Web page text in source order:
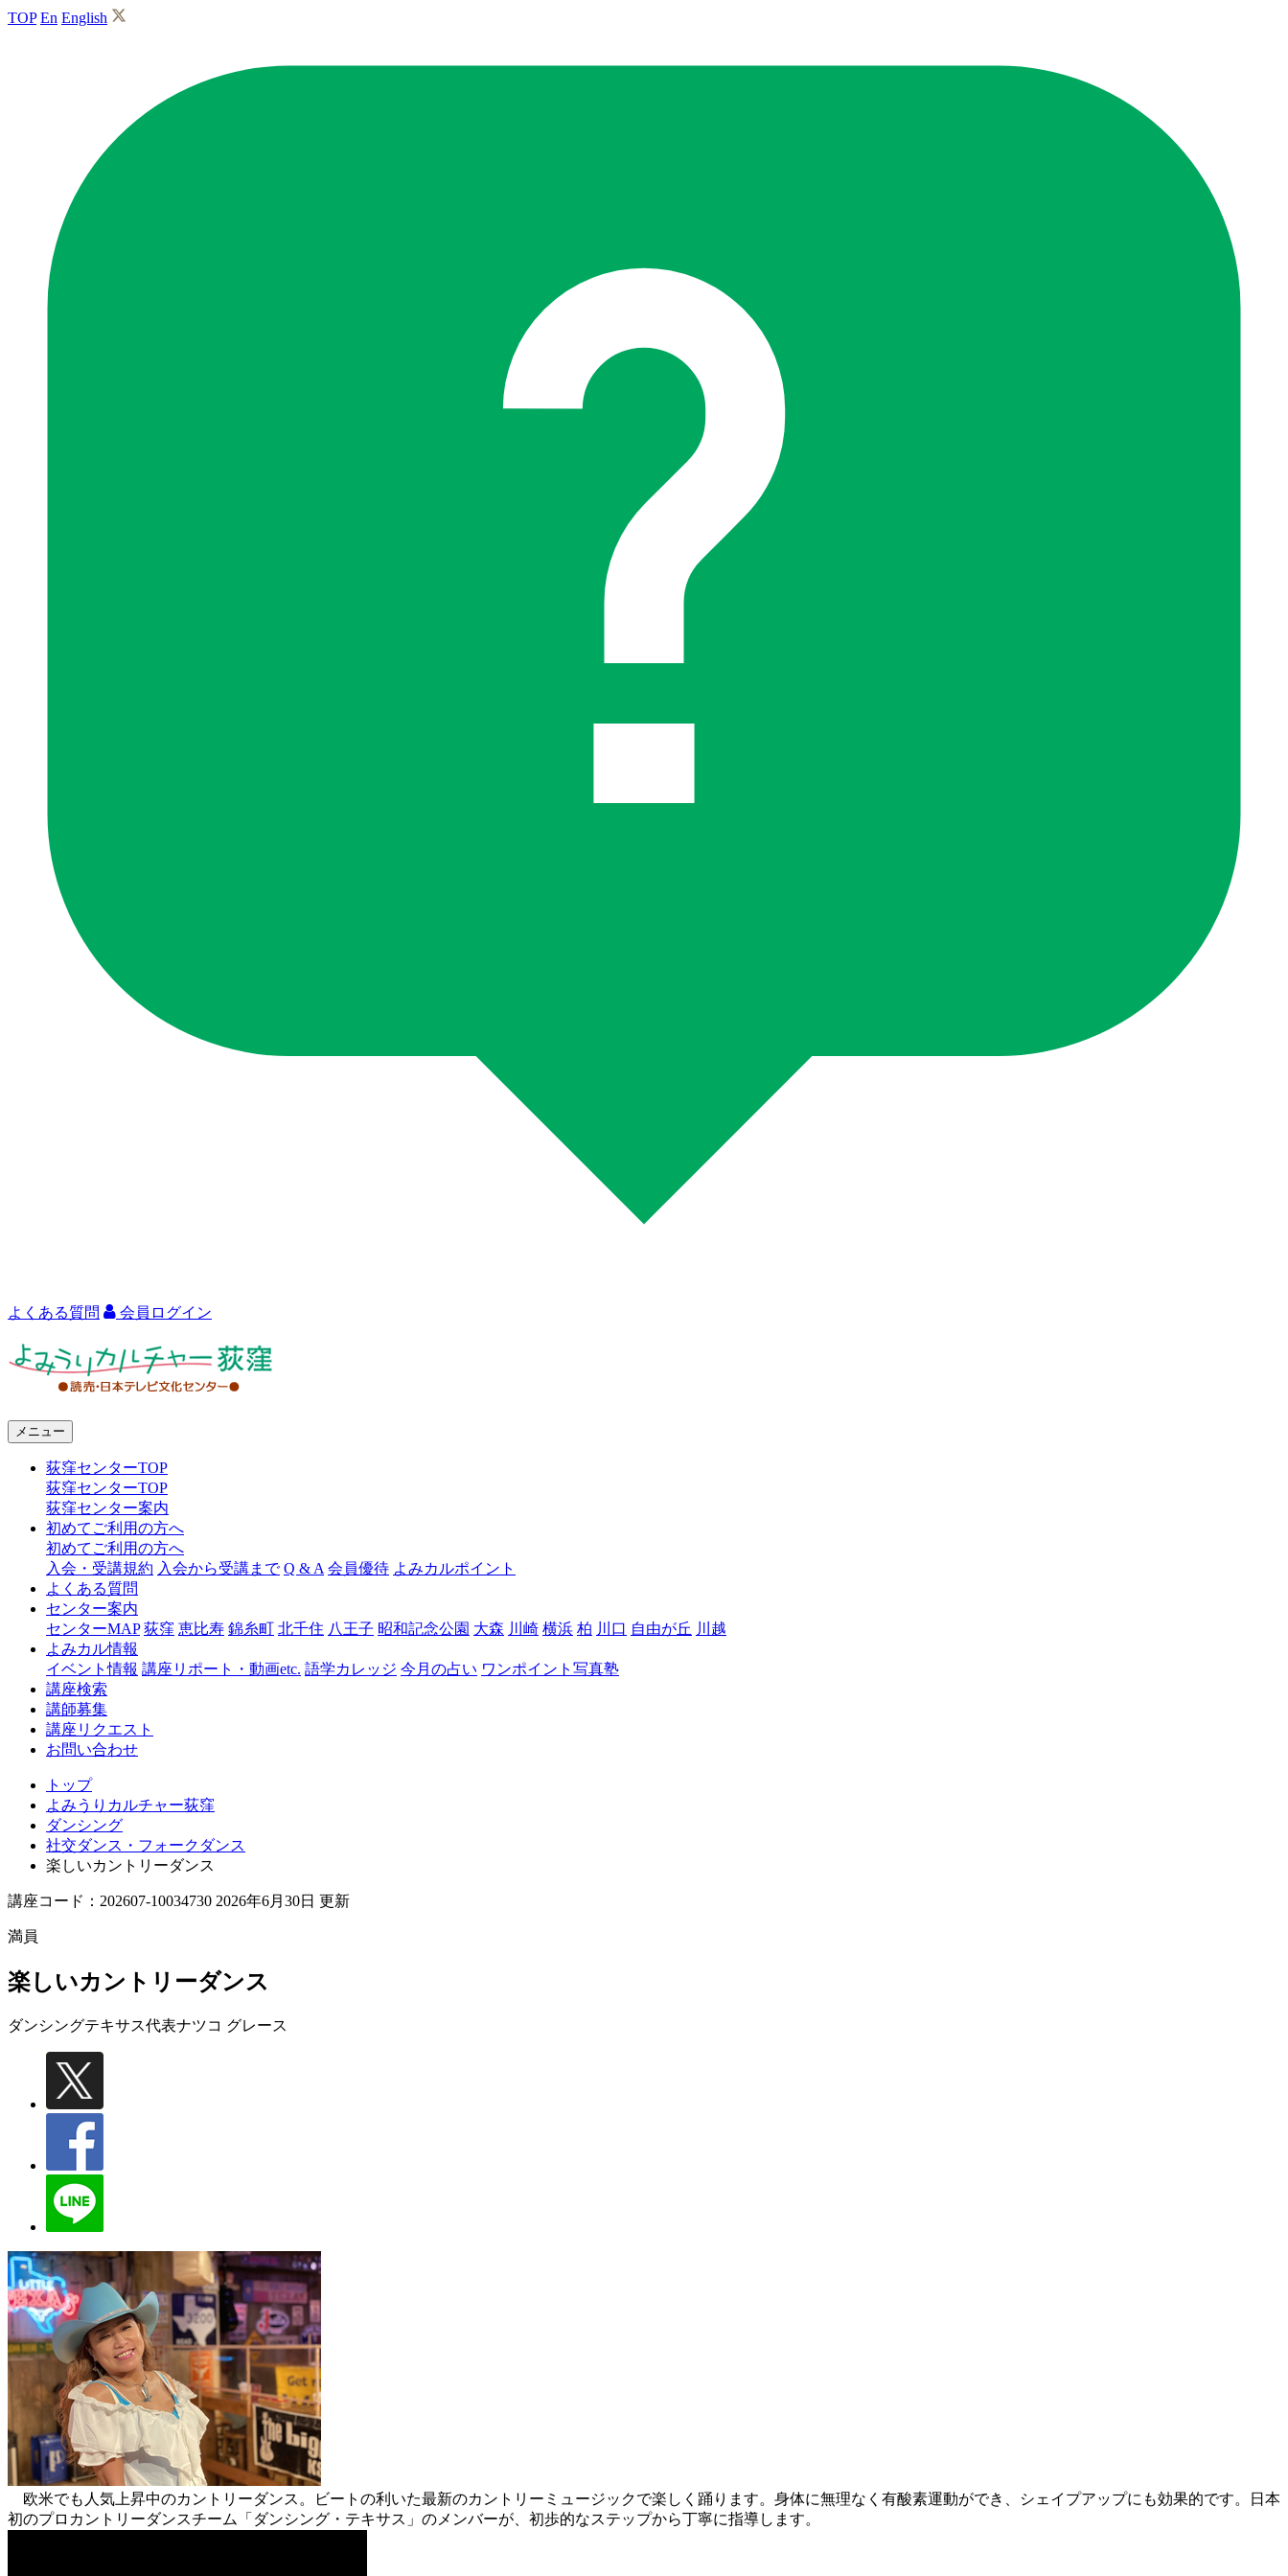
TOP En English
よくある質問 会員ログイン
ャ
荻
窪
メニュー
荻窪センターTOP
荻窪センターTOP
荻窪センター案内
初めてご利用の方へ
初めてご利用の方へ
入会・受講規約 入会から受講まで Q & A 会員優待 よみカルポイント
よくある質問
センター案内
センターMAP 荻窪 恵比寿 錦糸町 北千住 八王子 昭和記念公園 大森 川崎 横浜 柏 川口 自由が丘 川越
よみカル情報
イベント情報 講座リポート・動画etc. 語学カレッジ 今月の占い ワンポイント写真塾
講座検索
講師募集
講座リクエスト
お問い合わせ
トップ
よみうりカルチャー荻窪
ダンシング
社交ダンス・フォークダンス
楽しいカントリーダンス
講座コード：202607-10034730 2026年6月30日 更新
満員
楽しいカントリーダンス
ダンシングテキサス代表ナツコ グレース
欧米でも人気上昇中のカントリーダンス。ビートの利いた最新のカントリーミュージックで楽しく踊ります。身体に無理なく有酸素運動ができ、シェイプアップにも効果的です。日本
初のプロカントリーダンスチーム「ダンシング・テキサス」のメンバーが、初歩的なステップから丁寧に指導します。